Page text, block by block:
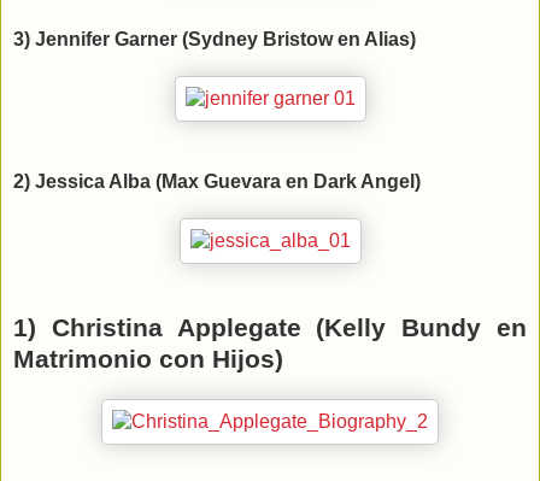
3) Jennifer Garner (Sydney Bristow en Alias)
2) Jessica Alba (Max Guevara en Dark Angel)
1) Christina Applegate (Kelly Bundy en
Matrimonio con Hijos)